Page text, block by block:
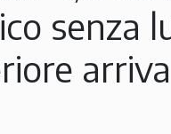
senza